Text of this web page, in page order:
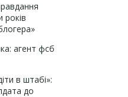
років
агент фсб
в штабі»:
до